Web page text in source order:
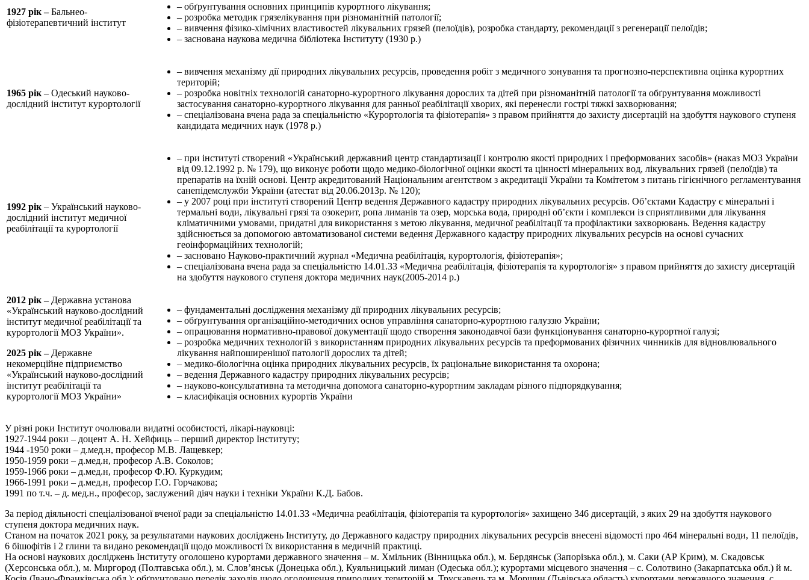
1927 рік –Бальнео-
фізіотерапевтичний інститут
– обґрунтування основних принципів курортного лікування;
– розробка методик грязелікування при різноманітній патології;
– вивчення фізико-хімічних властивостей лікувальних грязей (пелоїдів), розробка стандарту, рекомендації з регенерації пелоїдів;
– заснована наукова медична бібліотека Інституту (1930 р.)
1965 рік – Одеський науково-
дослідний інститут курортології
– вивчення механізму дії природних лікувальних ресурсів, проведення робіт з медичного зонування та прогнозно-перспективна оцінка курортних
територій;
– розробка новітніх технологій санаторно-курортного лікування дорослих та дітей при різноманітній патології та обґрунтування можливості
застосування санаторно-курортного лікування для ранньої реабілітації хворих, які перенесли гострі тяжкі захворювання;
– спеціалізована вчена рада за спеціальністю «Курортологія та фізіотерапія» з правом прийняття до захисту дисертацій на здобуття наукового ступеня
кандидата медичних наук (1978 р.)
1992 рік – Український науково-
дослідний інститут медичної
реабілітації та курортології
– при інституті створений «Український державний центр стандартизації і контролю якості природних і преформованих засобів» (наказ МОЗ України
від 09.12.1992 р. № 179), що виконує роботи щодо медико-біологічної оцінки якості та цінності мінеральних вод, лікувальних грязей (пелоїдів) та
препаратів на їхній основі. Центр акредитований Національним агентством з акредитації України та Комітетом з питань гігієнічного регламентування
санепідемслужби України (атестат від 20.06.2013р. № 120);
– у 2007 році при інституті створений Центр ведення Державного кадастру природних лікувальних ресурсів. Об’єктами Кадастру є мінеральні і
термальні води, лікувальні грязі та озокерит, ропа лиманів та озер, морська вода, природні об’єкти і комплекси із сприятливими для лікування
кліматичними умовами, придатні для використання з метою лікування, медичної реабілітації та профілактики захворювань. Ведення кадастру
здійснюється за допомогою автоматизованої системи ведення Державного кадастру природних лікувальних ресурсів на основі сучасних
геоінформаційних технологій;
– засновано Науково-практичний журнал «Медична реабілітація, курортологія, фізіотерапія»;
– спеціалізована вчена рада за спеціальністю 14.01.33 «Медична реабілітація, фізіотерапія та курортологія» з правом прийняття до захисту дисертацій
на здобуття наукового ступеня доктора медичних наук(2005-2014 р.)
2012 рік – Державна установа
«Український науково-дослідний
інститут медичної реабілітації та
курортології МОЗ України».
2025 рік – Державне
некомерційне підприємство
«Український науково-дослідний
інститут реабілітації та
курортології МОЗ України»
– фундаментальні дослідження механізму дії природних лікувальних ресурсів;
– обґрунтування організаційно-методичних основ управління санаторно-курортною галуззю України;
– опрацювання нормативно-правової документації щодо створення законодавчої бази функціонування санаторно-курортної галузі;
– розробка медичних технологій з використанням природних лікувальних ресурсів та преформованих фізичних чинників для відновлювального
лікування найпоширенішої патології дорослих та дітей;
– медико-біологічна оцінка природних лікувальних ресурсів, їх раціональне використання та охорона;
– ведення Державного кадастру природних лікувальних ресурсів;
– науково-консультативна та методична допомога санаторно-курортним закладам різного підпорядкування;
– класифікація основних курортів України
У різні роки Інститут очолювали видатні особистості, лікарі-науковці:
1927-1944 роки – доцент А. Н. Хейфиць – перший директор Інституту;
1944 -1950 роки – д.мед.н, професор М.В. Лащевкер;
1950-1959 роки – д.мед.н, професор А.В. Соколов;
1959-1966 роки – д.мед.н, професор Ф.Ю. Куркудим;
1966-1991 роки – д.мед.н, професор Г.О. Горчакова;
1991 по т.ч. – д. мед.н., професор, заслужений діяч науки і техніки України К.Д. Бабов.
За період діяльності спеціалізованої вченої ради за спеціальністю 14.01.33 «Медична реабілітація, фізіотерапія та курортологія» захищено 346 дисертацій, з яких 29 на здобуття наукового
ступеня доктора медичних наук.
Станом на початок 2021 року, за результатами наукових досліджень Інституту, до Державного кадастру природних лікувальних ресурсів внесені відомості про 464 мінеральні води, 11 пелоїдів,
6 бішофітів і 2 глини та видано рекомендації щодо можливості їх використання в медичній практиці.
На основі наукових досліджень Інституту оголошено курортами державного значення – м. Хмільник (Вінницька обл.), м. Бердянськ (Запорізька обл.), м. Саки (АР Крим), м. Скадовськ
(Херсонська обл.), м. Миргород (Полтавська обл.), м. Слов’янськ (Донецька обл.), Куяльницький лиман (Одеська обл.); курортами місцевого значення – с. Солотвино (Закарпатська обл.) й м.